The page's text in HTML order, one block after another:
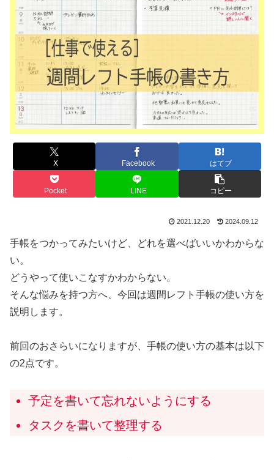
X Facebook はてブ
Pocket LINE コピー
2021.12.20 2024.09.12
手帳をつかってみたいけど、どれを選べばいいかわからな
い。
どうやって使いこなすかわからない。
そんな悩みを持つ方へ、今回は週間レフト手帳の使い方を
説明します。
前回のおさらいになりますが、手帳の使い方の基本は以下
の2点です。
予定を書いて忘れないようにする
タスクを書いて整理する